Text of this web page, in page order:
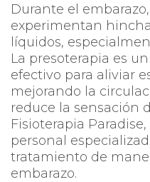
Durante el
experimentan
líquidos,
La presoterapia es
efectivo para aliviar
mejorando la
reduce la sensación
Fisioterapia
personal
tratamiento de
embarazo.